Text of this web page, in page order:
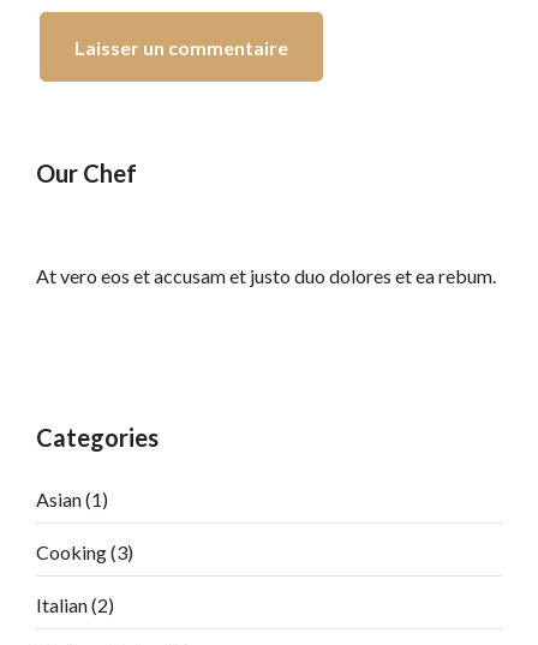
Our Chef
At vero eos et accusam et justo duo dolores et ea rebum.
Categories
Asian(1)
Cooking(3)
Italian(2)